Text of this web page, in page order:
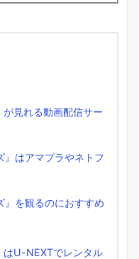
見れる動画配信サー
』はアマプラやネトフ
』を観るのにおすすめ
はU-NEXTでレンタル